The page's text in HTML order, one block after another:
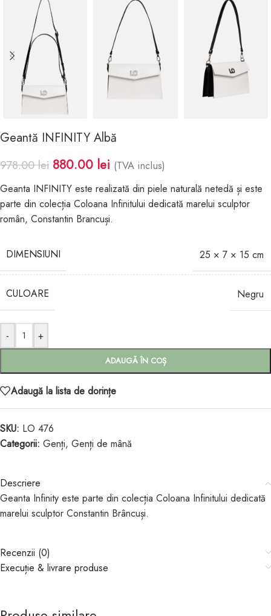
Geantă INFINITY Albă
978.00lei 880.00 lei (TVA inclus)
Geanta INFINITY este realizată din piele naturală netedă și este
parte din colecția Coloana Infinitului dedicată marelui sculptor
român, Constantin Brancuși.
DIMENSIUNI 25 × 7 × 15 cm
CULOARE Negru
- +
ADAUGĂ ÎN COȘ
Adaugă la lista de dorințe
SKU: LO 476
Categorii: Genți, Genți de mână
Descriere
Geanta Infinity este parte din colecția Coloana Infinitului dedicată
marelui sculptor Constantin Brâncuși.
Recenzii (0)
Execuție & livrare produse